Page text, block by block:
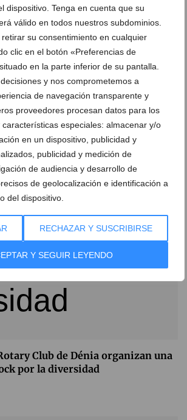
dispositivo. Tenga en cuenta que su
válido en todos nuestros subdominios.
su consentimiento en cualquier
clic en el botón «Preferencias de
en la parte inferior de su pantalla.
y nos comprometemos a
de navegación transparente y
proveedores procesan datos para los
especiales: almacenar y/o
en un dispositivo, publicidad y
publicidad y medición de
de audiencia y desarrollo de
de geolocalización e identificación a
del dispositivo.
RECHAZAR Y SUSCRIBIRSE
Y SEGUIR LEYENDO
pa’ la risa”
Club de Dénia organizan una
por la diversidad